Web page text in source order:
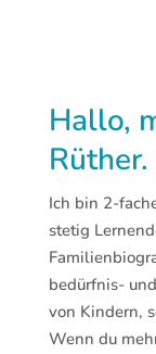
Hallo,
Rüther.
Ich bin 2-
stetig
bedürfnis-
von Kindern,
Wenn du